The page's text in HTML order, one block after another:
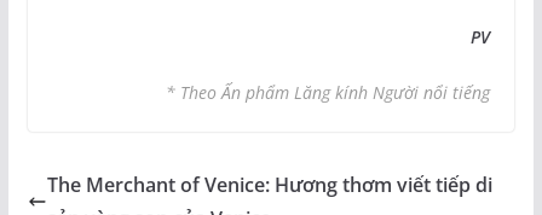
PV
* Theo Ấn phẩm Lăng kính Người nổi tiếng
The Merchant of Venice: Hương thơm viết tiếp di